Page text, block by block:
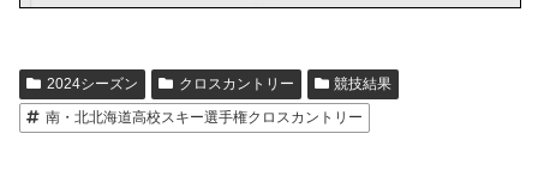
2024シーズン クロスカントリー
競技結果
南・北北海道高校スキー選手権クロスカントリー